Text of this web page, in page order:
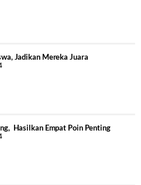
Jadikan Mereka Juara
Hasilkan Empat Poin Penting